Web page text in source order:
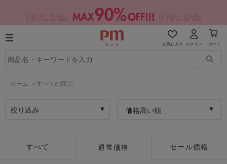
お気に入り ログイン カート
ホーム > すべての商品
絞り込み 価格高い順
すべて 通常価格 セール価格